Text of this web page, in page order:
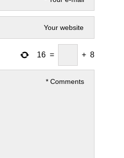
8
+
=
16